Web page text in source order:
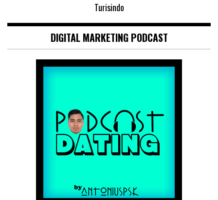
Turisindo
DIGITAL MARKETING PODCAST